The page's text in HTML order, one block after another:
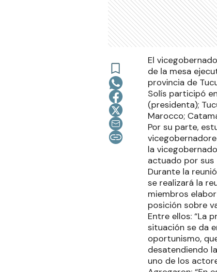
El
de la mesa
provincia de
Solís participó
(presidenta);
Marocco;
Por su parte,
la
actuado por sus
Durante la
se realizará la
miembros
posición sobre
Entre ellos: “La
situación se da
oportunismo,
desatendiendo
uno de los